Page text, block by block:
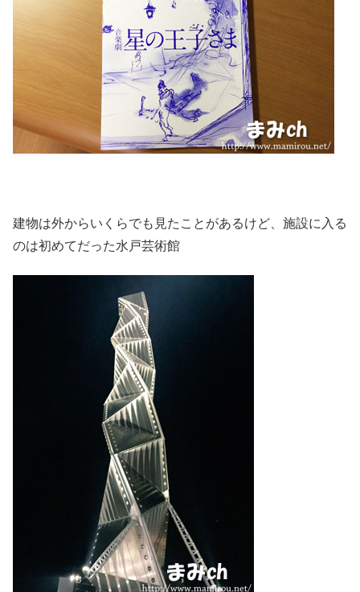
建物は外からいくらでも見たことがあるけど、施設に入る
のは初めてだった水戸芸術館